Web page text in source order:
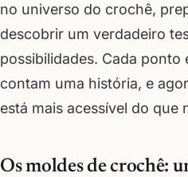
no universo do crochê,
descobrir um verdadeiro
possibilidades. Cada ponto
contam uma história, e
está mais acessível do que
Os moldes de crochê: